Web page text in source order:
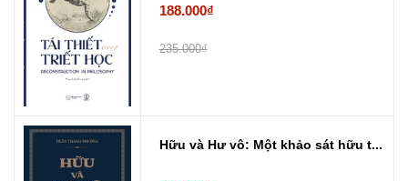
188.000₫
235.000₫
Hữu và Hư vô: Một khảo sát hữu t...